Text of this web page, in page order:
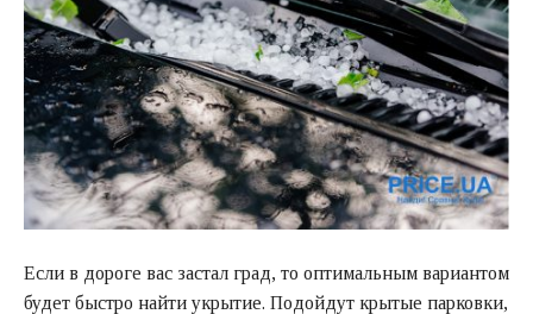
Если в дороге вас застал град, то оптимальным вариантом
будет быстро найти укрытие. Подойдут крытые парковки,